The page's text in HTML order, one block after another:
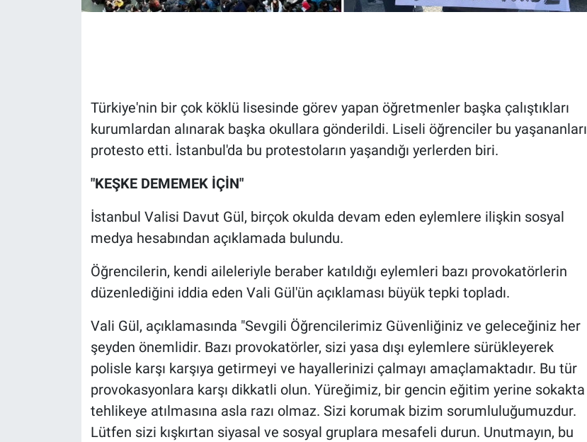
Türkiye'nin bir çok köklü lisesinde görev yapan öğretmenler başka çalıştıkları
kurumlardan alınarak başka okullara gönderildi. Liseli öğrenciler bu yaşananları
protesto etti. İstanbul'da bu protestoların yaşandığı yerlerden biri.
"KEŞKE DEMEMEK İÇİN"
İstanbul Valisi Davut Gül, birçok okulda devam eden eylemlere ilişkin sosyal
medya hesabından açıklamada bulundu.
Öğrencilerin, kendi aileleriyle beraber katıldığı eylemleri bazı provokatörlerin
düzenlediğini iddia eden Vali Gül'ün açıklaması büyük tepki topladı.
Vali Gül, açıklamasında "Sevgili Öğrencilerimiz Güvenliğiniz ve geleceğiniz her
şeyden önemlidir. Bazı provokatörler, sizi yasa dışı eylemlere sürükleyerek
polisle karşı karşıya getirmeyi ve hayallerinizi çalmayı amaçlamaktadır. Bu tür
provokasyonlara karşı dikkatli olun. Yüreğimiz, bir gencin eğitim yerine sokakta
tehlikeye atılmasına asla razı olmaz. Sizi korumak bizim sorumluluğumuzdur.
Lütfen sizi kışkırtan siyasal ve sosyal gruplara mesafeli durun. Unutmayın, bu
Koronavirüs
Ne demişti
Programlar